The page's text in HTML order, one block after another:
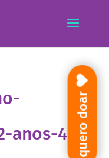
anos-4 quero doar